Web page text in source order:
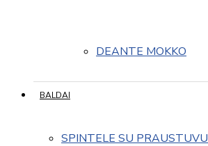
DEANTE MOKKO
BALDAI
SPINTELE SU PRAUSTUVU